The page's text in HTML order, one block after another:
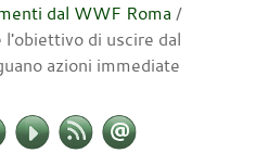
dal WWF Roma /
l'obiettivo di uscire dal
azioni immediate